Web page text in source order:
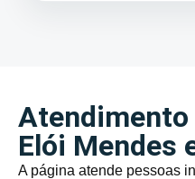
Elói Mendes
A página atende pessoas